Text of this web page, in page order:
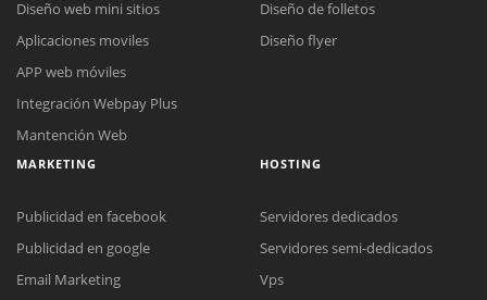
Diseño web mini sitios
Aplicaciones moviles
APP web móviles
Integración Webpay Plus
Mantención Web
Diseño de folletos
Diseño flyer
MARKETING
Publicidad en facebook
Publicidad en google
Email Marketing
HOSTING
Servidores dedicados
Servidores semi-dedicados
Vps